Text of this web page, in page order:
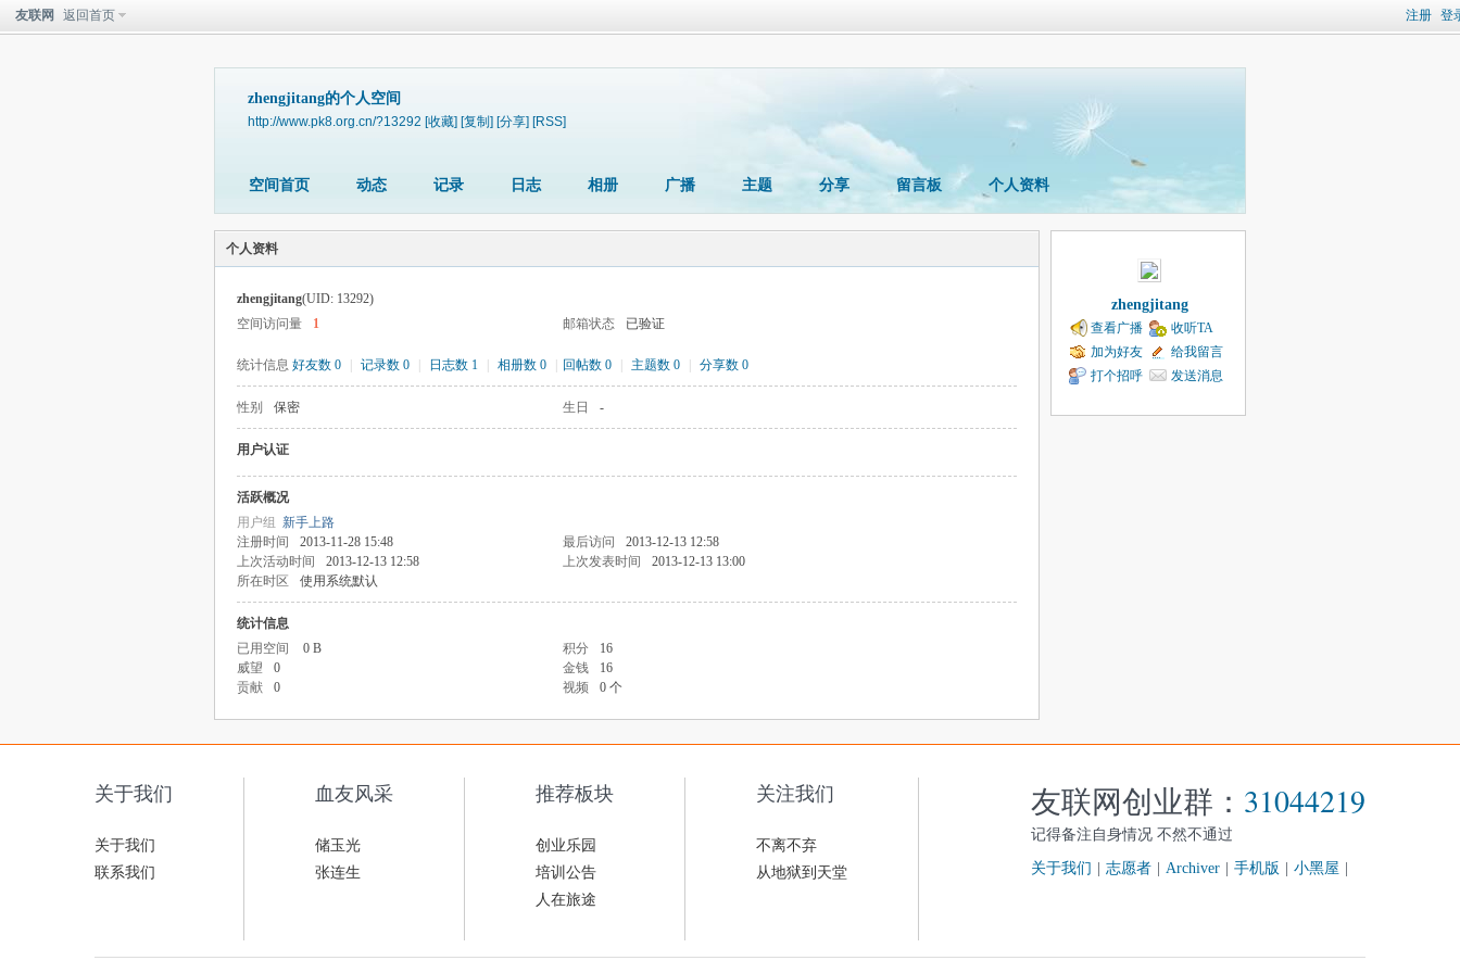
注册 登
友联网 返回首页
zhengjitang的个人空间
http://www.pk8.org.cn/?13292 [收藏] [复制] [分享] [RSS]
空间首页 动态 记录 日志 相册 广播 主题 分享 留言板 个人资料
个人资料
zhengjitang(UID: 13292)
空间访问量
1 邮箱状态 已验证
统计信息 好友数 0 记录数 0 日志数 1 相册数 0 回帖数 0 主题数 0 分享数 0
性别 保密 生日 -
用户认证
活跃概况
用户组 新手上路
注册时间
2013-11-28 15:48 最后访问
2013-12-13 12:58
上次活动时间
2013-12-13 12:58 上次发表时间
2013-12-13 13:00
所在时区
使用系统默认
统计信息
已用空间
0 B 积分
16
威望
0 金钱
16
贡献
0 视频 0 个
zhengjitang
查看广播
收听TA
加为好友
给我留言
打个招呼
发送消息
关于我们
关于我们
联系我们
血友风采
储玉光
张连生
推荐板块
创业乐园
培训公告
人在旅途
关注我们
不离不弃
从地狱到天堂
友联网创业群： 31044219
记得备注自身情况 不然不通过
关于我们 志愿者 Archiver 手机版 小黑屋